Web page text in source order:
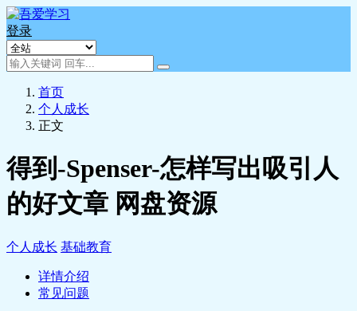
登录
首页
个人成长
正文
得到-Spenser-怎样写出吸引人
的好文章 网盘资源
个人成长 基础教育
详情介绍
常见问题